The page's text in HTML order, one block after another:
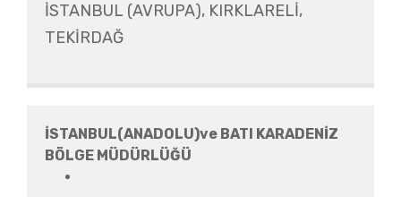
İSTANBUL (AVRUPA), KIRKLARELİ,
TEKİRDAĞ
İSTANBUL(ANADOLU)ve BATI KARADENİZ
BÖLGE MÜDÜRLÜĞÜ